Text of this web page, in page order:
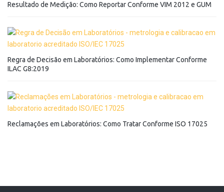
Resultado de Medição: Como Reportar Conforme VIM 2012 e GUM
Regra de Decisão em Laboratórios: Como Implementar Conforme
ILAC G8:2019
Reclamações em Laboratórios: Como Tratar Conforme ISO 17025